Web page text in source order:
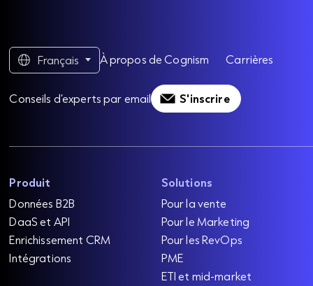
Français À propos de Cognism Carrières
Conseils d’experts par email S'inscrire
Produit
Données B2B
DaaS et API
Enrichissement CRM
Intégrations
Solutions
Pour la vente
Pour le Marketing
Pour les RevOps
PME
ETI et mid-market